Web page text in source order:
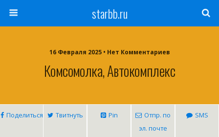
starbb.ru
16 Февраля 2025 • Нет Комментариев
Комсомолка, Автокомплекс
Поделиться Твитнуть Pin
Отпр. по
эл. почте
SMS